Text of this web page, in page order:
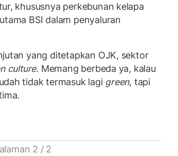
khususnya perkebunan kelapa
BSI dalam penyaluran
yang ditetapkan OJK, sektor
culture. Memang berbeda ya, kalau
tidak termasuk lagi green, tapi
2 / 2